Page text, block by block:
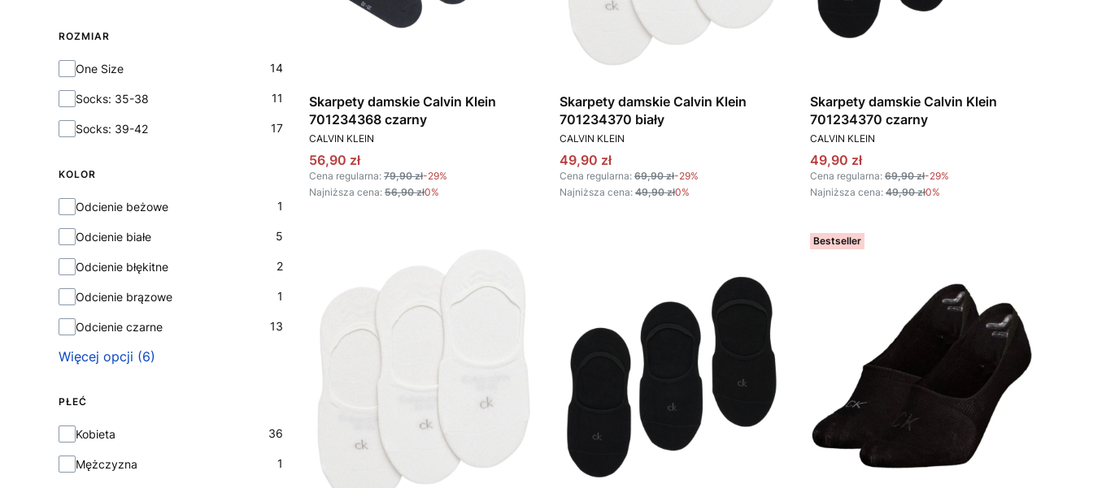
ROZMIAR
Rozmiar
One Size 14
Socks: 35-38 11
Socks: 39-42 17
KOLOR
Kolor
Odcienie beżowe 1
Odcienie białe 5
Odcienie błękitne 2
Odcienie brązowe 1
Odcienie czarne 13
Więcej opcji (6)
PŁEĆ
PłećKobieta 36
Mężczyzna 1
Skarpety damskie Calvin Klein
701234368 czarny
PRODUCENT
CALVIN KLEIN
Cena promocyjna
56,90 zł
Cena regularna: 79,90 zł-29%
Najniższa cena: 56,90 zł0%
Skarpety damskie Calvin Klein
701234370 biały
PRODUCENT
CALVIN KLEIN
Cena promocyjna
49,90 zł
Cena regularna: 69,90 zł-29%
Najniższa cena: 49,90 zł0%
Skarpety damskie Calvin Klein
701234370 czarny
PRODUCENT
CALVIN KLEIN
Cena promocyjna
49,90 zł
Cena regularna: 69,90 zł-29%
Najniższa cena: 49,90 zł0%
Bestseller